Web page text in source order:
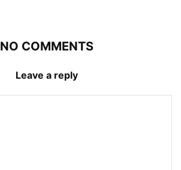
NO COMMENTS
Leave a reply